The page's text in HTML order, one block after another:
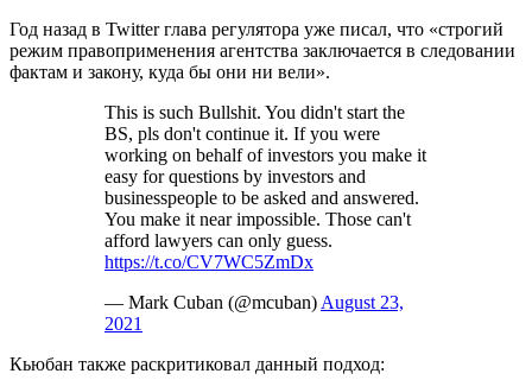
Год назад в Twitter глава регулятора уже писал, что «строгий
режим правоприменения агентства заключается в следовании
фактам и закону, куда бы они ни вели».
This is such Bullshit. You didn't start the
BS, pls don't continue it. If you were
working on behalf of investors you make it
easy for questions by investors and
businesspeople to be asked and answered.
You make it near impossible. Those can't
afford lawyers can only guess.
https://t.co/CV7WC5ZmDx
— Mark Cuban (@mcuban) August 23,
2021
Кьюбан также раскритиковал данный подход: